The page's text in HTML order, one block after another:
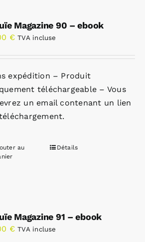
Magazine 90 – ebook
€ TVA incluse
expédition – Produit
téléchargeable – Vous
un email contenant un lien
au
Détails
Magazine 91 – ebook
€ TVA incluse